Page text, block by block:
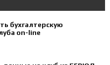
бухгалтерскую
on-line